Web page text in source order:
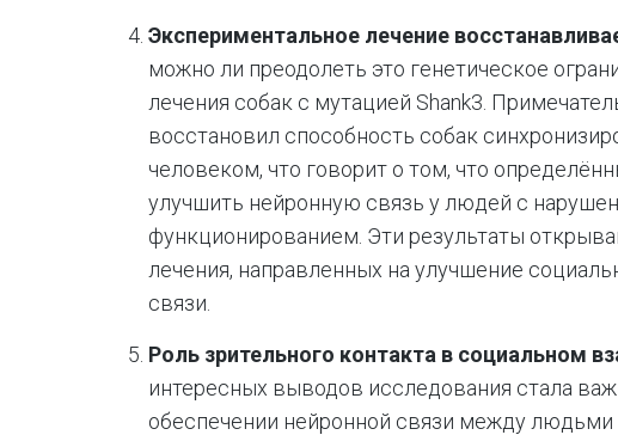
Экспериментальное лечение
можно ли преодолеть это генетическое
лечения собак с мутацией Shank3.
восстановил способность собак
человеком, что говорит о том, что
улучшить нейронную связь у людей с
функционированием. Эти результаты
лечения, направленных на улучшение
связи.
Роль зрительного контакта в социальном
интересных выводов исследования стала
обеспечении нейронной связи между